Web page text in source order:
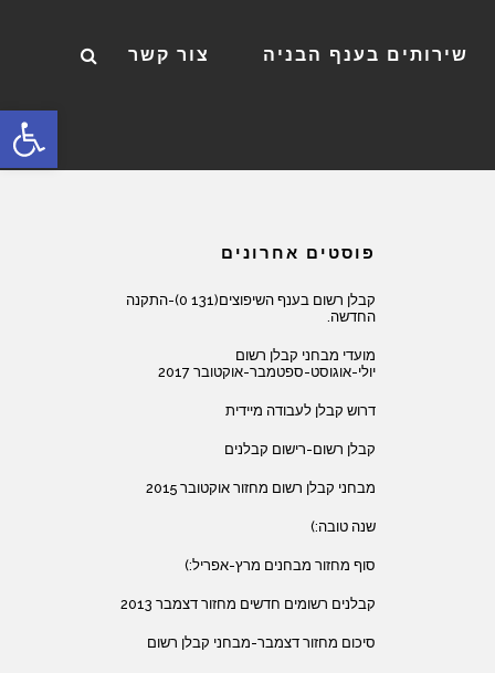
פתח
שירותים בענף הבניה צור קשר
פוסטים אחרונים
קבלן רשום בענף השיפוצים(131 0)-התקנה
החדשה.
מועדי מבחני קבלן רשום
יולי-אוגוסט-ספטמבר-אוקטובר 2017
דרוש קבלן לעבודה מיידית
קבלן רשום-רישום קבלנים
מבחני קבלן רשום מחזור אוקטובר 2015
שנה טובה:)
סוף מחזור מבחנים מרץ-אפריל:)
קבלנים רשומים חדשים מחזור דצמבר 2013
סיכום מחזור דצמבר-מבחני קבלן רשום